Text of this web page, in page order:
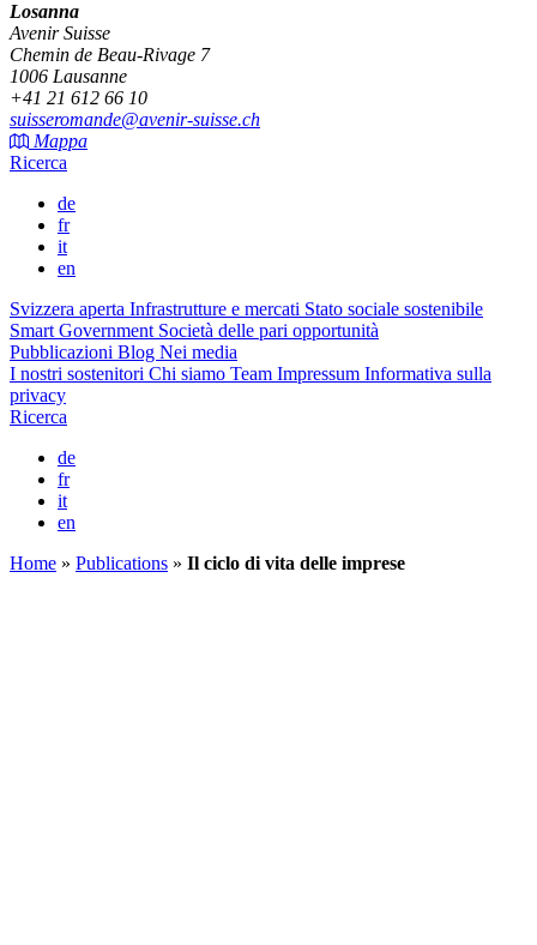
Losanna
Avenir Suisse
Chemin de Beau-Rivage 7
1006 Lausanne
+41 21 612 66 10
suisseromande@avenir-suisse.ch
Mappa
Ricerca
de
fr
it
en
Svizzera aperta Infrastrutture e mercati Stato sociale sostenibile
Smart Government Società delle pari opportunità
Pubblicazioni Blog Nei media
I nostri sostenitori Chi siamo Team Impressum Informativa sulla
privacy
Ricerca
de
fr
it
en
Home » Publications » Il ciclo di vita delle imprese